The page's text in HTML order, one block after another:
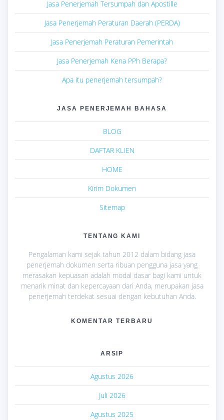
Jasa Penerjemah Tersumpah dan Apostille
Jasa Penerjemah Peraturan Daerah (PERDA)
Jasa Penerjemah Peraturan Pemerintah
Jasa Penerjemah Kena PPh Berapa?
Apa itu penerjemah tersumpah?
JASA PENERJEMAH BAHASA
BLOG
DAFTAR KLIEN
HOME
Kirim Dokumen
Sitemap
TENTANG KAMI
Pengalaman kami sejak tahun 2012 dalam bidang jasa
penerjemah dokumen serta ribuan pengguna jasa yang
merasakan kepuasan adalah modal dasar bagi kami untuk
menarik minat dan kepercayaan dari Anda, merupakan jasa
penerjemah terdekat sesuai dengan kebutuhan Anda.
KOMENTAR TERBARU
ARSIP
Agustus 2026
Juli 2026
Agustus 2025